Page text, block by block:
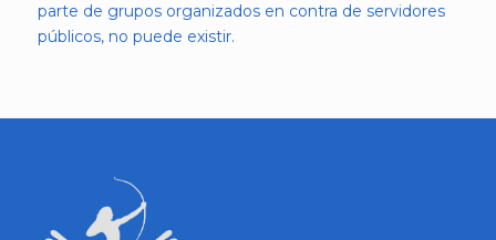
parte de grupos organizados en contra de servidores
públicos, no puede existir.